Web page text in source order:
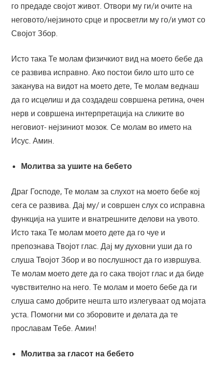
го предаде својот живот. Отвори му ги/и очитe на
неговото/нејзиното срце и просветли му го/и умот со
Својот Збор.
Исто така Те молам физичкиот вид на моето бебе да
се развива исправно. Ако постои било што што се
заканува на видот на моето дете, Те молам веднаш
да го исцелиш и да создадеш совршена ретина, очен
нерв и совршена интерпретација на сликите во
неговиот- нејзиниот мозок. Се молам во името на
Исус. Амин.
Молитва за ушите на бебето
Драг Господе, Те молам за слухот на моето бебе кој
сега се развива. Дај му/ и совршен слух со исправна
функција на ушите и внатрешните делови на увото.
Исто така Те молам моето дете да го чуе и
препознава Твојот глас. Дaј му духовни уши да го
слуша Твојот Збор и во послушност да го извршува.
Те молам моето дете да го сака твојот глас и да биде
чувствителнo на него. Те молам и моето бебе да ги
слуша само добрите нешта што излегуваат од мојата
уста. Помогни ми со зборовите и делата да те
прославам Тебе. Амин!
Молитва за гласот на бебето